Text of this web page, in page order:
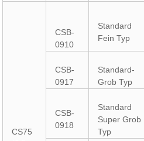
CS75
CSB-
0910
Standard
Fein Typ
CSB-
0917
Standard-
Grob Typ
CSB-
0918
Standard
Super Grob
Typ